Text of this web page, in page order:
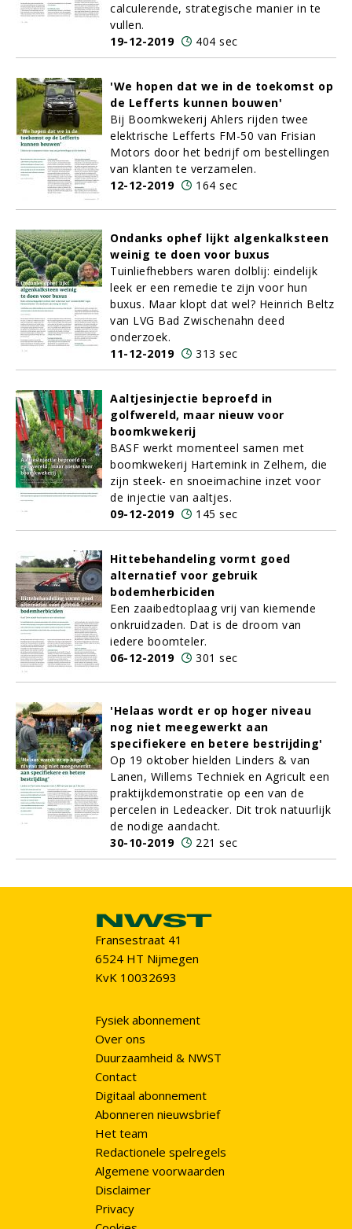
calculerende, strategische manier in te
vullen.
19-12-2019
404 sec
'We hopen dat we in de toekomst op
de Lefferts kunnen bouwen'
Bij Boomkwekerij Ahlers rijden twee
elektrische Lefferts FM-50 van Frisian
Motors door het bedrijf om bestellingen
van klanten te verzamelen.
12-12-2019
164 sec
Ondanks ophef lijkt algenkalksteen
weinig te doen voor buxus
Tuinliefhebbers waren dolblij: eindelijk
leek er een remedie te zijn voor hun
buxus. Maar klopt dat wel? Heinrich Beltz
van LVG Bad Zwischenahn deed
onderzoek.
11-12-2019
313 sec
Aaltjesinjectie beproefd in
golfwereld, maar nieuw voor
boomkwekerij
BASF werkt momenteel samen met
boomkwekerij Hartemink in Zelhem, die
zijn steek- en snoeimachine inzet voor
de injectie van aaltjes.
09-12-2019
145 sec
Hittebehandeling vormt goed
alternatief voor gebruik
bodemherbiciden
Een zaaibedtoplaag vrij van kiemende
onkruidzaden. Dat is de droom van
iedere boomteler.
06-12-2019
301 sec
'Helaas wordt er op hoger niveau
nog niet meegewerkt aan
specifiekere en betere bestrijding'
Op 19 oktober hielden Linders & van
Lanen, Willems Techniek en Agricult een
praktijkdemonstratie op een van de
percelen in Ledeacker. Dit trok natuurlijk
de nodige aandacht.
30-10-2019
221 sec
Fransestraat 41
6524 HT Nijmegen
KvK 10032693
Fysiek abonnement
Over ons
Duurzaamheid & NWST
Contact
Digitaal abonnement
Abonneren nieuwsbrief
Het team
Redactionele spelregels
Algemene voorwaarden
Disclaimer
Privacy